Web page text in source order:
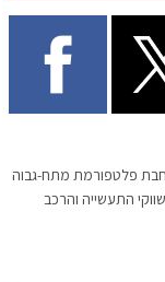
פלטפורמת מתח-גבוה
התעשייה והרכב